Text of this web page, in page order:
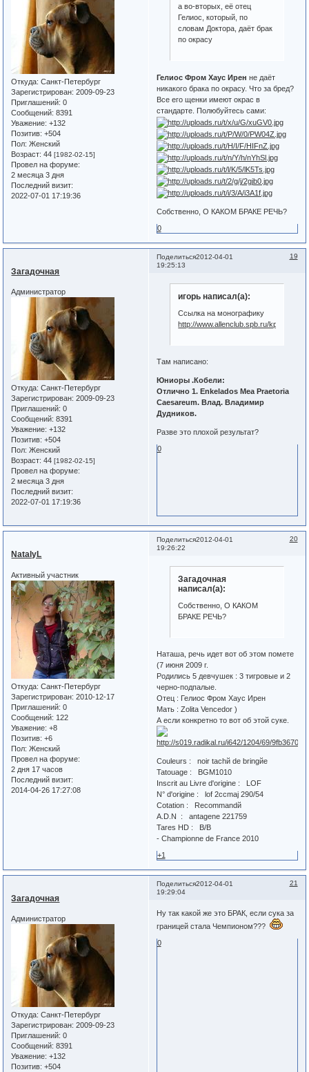
Откуда: Санкт-Петербург
Зарегистрирован: 2009-09-23
Приглашений: 0
Сообщений: 8391
Уважение: +132
Позитив: +504
Пол: Женский
Возраст: 44[1982-02-15]
Провел на форуме:
2 месяца 3 дня
Последний визит:
2022-07-01 17:19:36
а во-вторых, её отец
Гелиос, который, по
словам Доктора, даёт брак
по окрасу
Гелиос Фром Хаус Ирен не даёт
никакого брака по окрасу. Что за бред?
Все его щенки имеют окрас в
стандарте. Полюбуйтесь сами:
Собственно, О КАКОМ БРАКЕ РЕЧЬ?
0
Поделиться 19
2012-04-01
19:25:13
Загадочная
Администратор
Откуда: Санкт-Петербург
Зарегистрирован: 2009-09-23
Приглашений: 0
Сообщений: 8391
Уважение: +132
Позитив: +504
Пол: Женский
Возраст: 44[1982-02-15]
Провел на форуме:
2 месяца 3 дня
Последний визит:
2022-07-01 17:19:36
игорь написал(а):
Ссылка на монографику
http://www.allenclub.spb.ru/
Там написано:
Юниоры .Кобели:
Отлично 1. Enkelados Mea Praetoria
Caesareum. Влад. Владимир
Дудников.
Разве это плохой результат?
0
Поделиться 20
2012-04-01
19:26:22
NatalyL
Активный участник
Откуда: Санкт-Петербург
Зарегистрирован: 2010-12-17
Приглашений: 0
Сообщений: 122
Уважение: +8
Позитив: +6
Пол: Женский
Провел на форуме:
2 дня 17 часов
Последний визит:
2014-04-26 17:27:08
Загадочная
написал(а):
Собственно, О КАКОМ
БРАКЕ РЕЧЬ?
Наташа, речь идет вот об этом помете
(7 июня 2009 г.
Родились 5 девчушек : 3 тигровые и 2
черно-подпалые.
Отец : Гелиос Фром Хаус Ирен
Мать : Zolita Vencedor )
А если конкретно то вот об этой суке.
Couleurs : noir tachй de bringйe
Tatouage : BGM1010
Inscrit au Livre d'origine : LOF
N° d'origine : lof 2ccmaj 290/54
Cotation : Recommandй
A.D.N : antagene 221759
Tares HD : B/B
- Championne de France 2010
+1
Поделиться 21
2012-04-01
19:29:04
Загадочная
Администратор
Откуда: Санкт-Петербург
Зарегистрирован: 2009-09-23
Приглашений: 0
Сообщений: 8391
Уважение: +132
Позитив: +504
Ну так какой же это БРАК, если сука за
границей стала Чемпионом???
0